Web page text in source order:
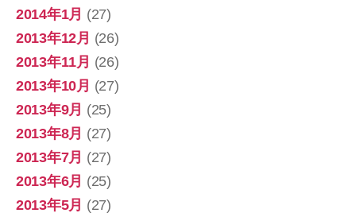
2014年1月 (27)
2013年12月 (26)
2013年11月 (26)
2013年10月 (27)
2013年9月 (25)
2013年8月 (27)
2013年7月 (27)
2013年6月 (25)
2013年5月 (27)